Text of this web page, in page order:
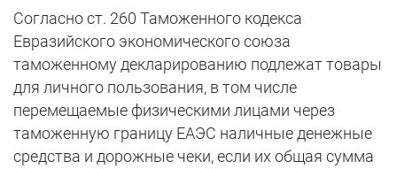
Согласно ст. 260 Таможенного кодекса
Евразийского экономического союза
таможенному декларированию подлежат товары
для личного пользования, в том числе
перемещаемые физическими лицами через
таможенную границу ЕАЭС наличные денежные
средства и дорожные чеки, если их общая сумма